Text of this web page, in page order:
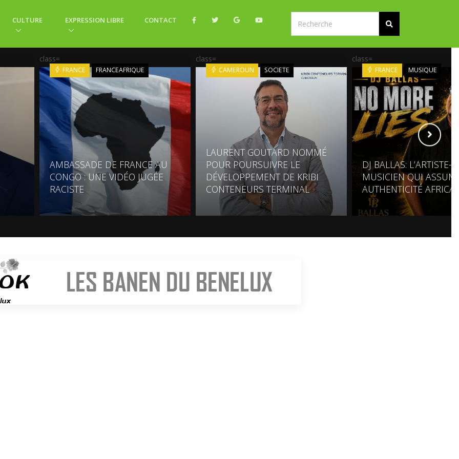
CULTURE EXPRESSION LIBRE CONTACT
class=
FRANCE FRANCEAFRIQUE
AMBASSADE DE FRANCE AU
CONGO : UNE VIDÉO JUGÉE
RACISTE
class=
CAMEROUN SOCIETE
LAURENT GOUTARD NOMMÉ
POUR POURSUIVRE LE
DÉVELOPPEMENT DE KRIBI
CONTENEURS TERMINAL
class=
FRANCE MUSIQUE
DJ BALLAS: L’ARTISTE-
MUSICIEN QUI
AUTHENTICITÉ